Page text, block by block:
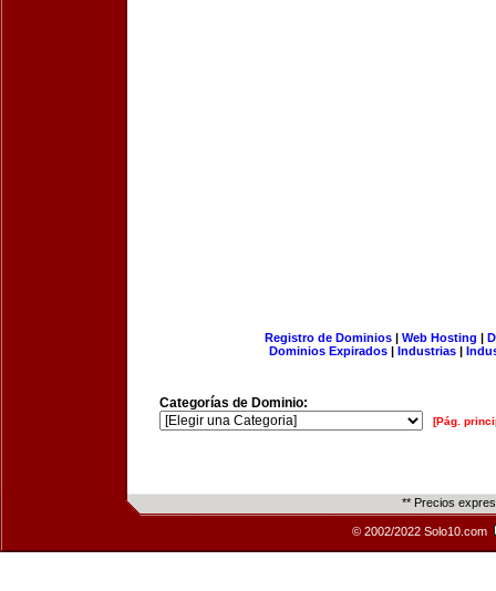
Registro de Dominios| Web Hosting |
Dominios Expirados | Industrias |
Categorías de Dominio:
[Pág.
** Precios
© 2002/2022 Solo10.com